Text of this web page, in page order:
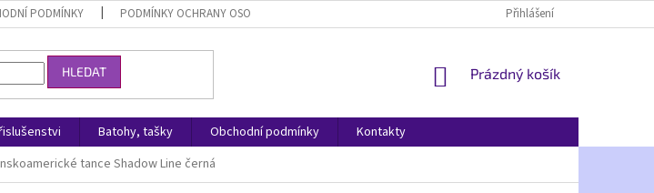
PODMÍNKY PODMÍNKY OCHRANY OSOBNÍCH ÚDAJŮ Přihlášení
HLEDAT
NÁKUPNÍ
Prázdný košík
Batohy, tašky Obchodní podmínky
Kontakty
tance Shadow Line černá